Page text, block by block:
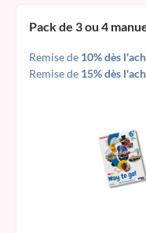
Pack de 3 ou 4
Remise de 10% dès
Remise de 15% dès